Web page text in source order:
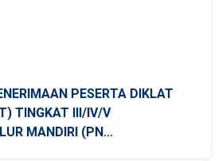
PESERTA DIKLAT
TINGKAT III/IV/V
MANDIRI (PN...